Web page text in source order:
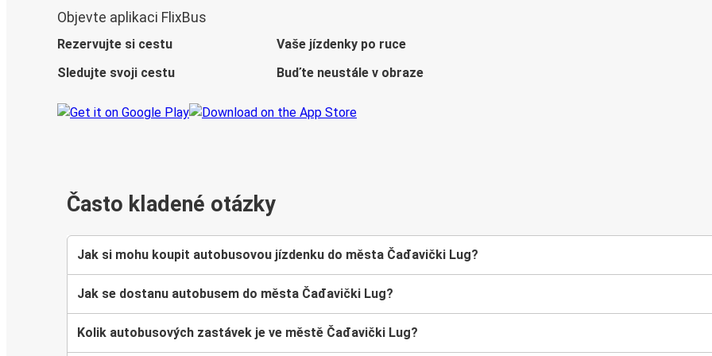
Objevte aplikaci FlixBus
Rezervujte si cestu
Vaše jízdenky po ruce
Sledujte svoji cestu
Buďte neustále v obraze
Často kladené otázky
Jak si mohu koupit autobusovou jízdenku do města Čađavički Lug?
Jak se dostanu autobusem do města Čađavički Lug?
Kolik autobusových zastávek je ve městě Čađavički Lug?